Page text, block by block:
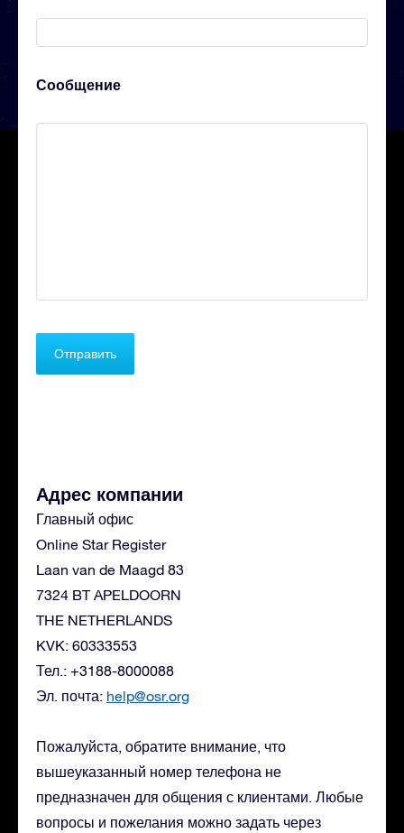
Сообщение
Адрес компании
Главный офис
Online Star Register
Laan van de Maagd 83
7324 BT APELDOORN
THE NETHERLANDS
KVK: 60333553
Тел.: +3188-8000088
Эл. почта: help@osr.org
Пожалуйста, обратите внимание, что
вышеуказанный номер телефона не
предназначен для общения с клиентами. Любые
вопросы и пожелания можно задать через